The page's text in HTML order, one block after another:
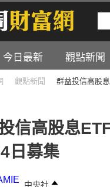
今日最新 觀點新聞
觀點新聞 群益投信高股
信高股息
日募集
中央社